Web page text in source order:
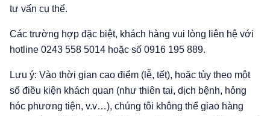
tư vấn cụ thể.
Các trường hợp đặc biệt, khách hàng vui lòng liên hệ với
hotline 0243 558 5014 hoặc số 0916 195 889.
Lưu ý: Vào thời gian cao điểm (lễ, tết), hoặc tùy theo một
số điều kiện khách quan (như thiên tai, dịch bệnh, hỏng
hóc phương tiện, v.v…), chúng tôi không thể giao hàng